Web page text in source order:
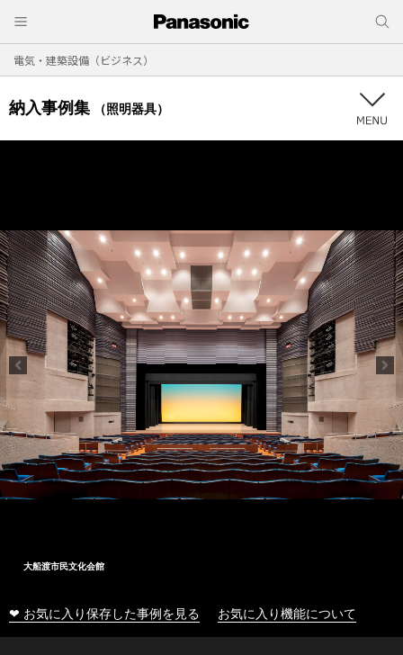
電気・建築設備（ビジネス）
納入事例集 （照明器具）
大船渡市民文化会館
❤ お気に入り保存した事例を見る お気に入り機能について